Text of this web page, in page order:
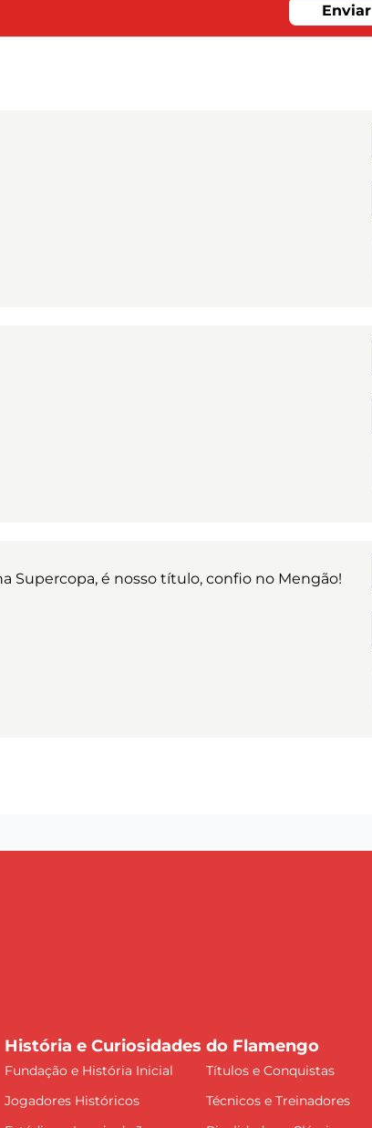
Enviar
Supercopa, é nosso título, confio no Mengão!
História e Curiosidades do Flamengo
Fundação e História Inicial
Títulos e Conquistas
Jogadores Históricos
Técnicos e Treinadores